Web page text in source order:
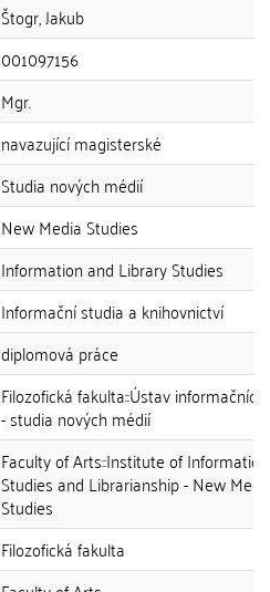
Štogr, Jakub
001097156
Mgr.
navazující magisterské
Studia nových médií
New Media Studies
Information and Library Studies
Informační studia a knihovnictví
diplomová práce
Filozofická fakulta::Ústav
- studia nových médií
Faculty of Arts::Institute of Information
Studies and Librarianship - New
Studies
Filozofická fakulta